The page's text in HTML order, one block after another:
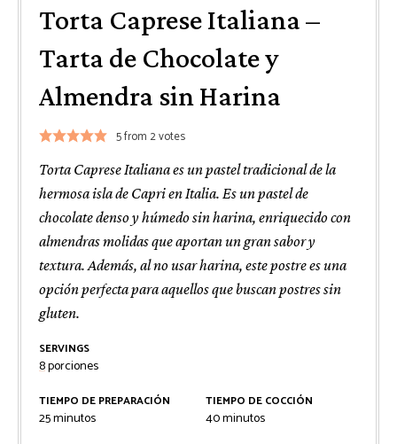
Torta Caprese Italiana –
Tarta de Chocolate y
Almendra sin Harina
5from 2votes
Torta Caprese Italiana es un pastel tradicional de la
hermosa isla de Capri en Italia. Es un pastel de
chocolate denso y húmedo sin harina, enriquecido con
almendras molidas que aportan un gran sabor y
textura. Además, al no usar harina, este postre es una
opción perfecta para aquellos que buscan postres sin
gluten.
SERVINGS
8porciones
TIEMPO DE PREPARACIÓN
25minutos
minutos
TIEMPO DE COCCIÓN
40minutos
minutos